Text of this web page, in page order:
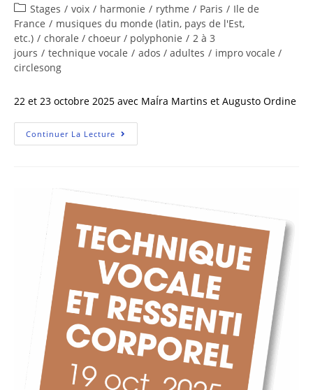
Stages / voix / harmonie / rythme / Paris / Ile de
France / musiques du monde (latin, pays de l'Est,
etc.) / chorale / choeur / polyphonie / 2 à 3
jours / technique vocale / ados / adultes / impro vocale /
circlesong
22 et 23 octobre 2025 avec MaÍra Martins et Augusto Ordine
Continuer La Lecture